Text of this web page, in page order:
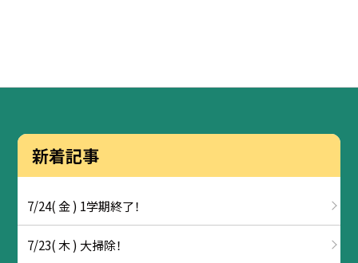
新着記事
7/24( 金 ) 1学期終了！
7/23( 木 ) 大掃除！